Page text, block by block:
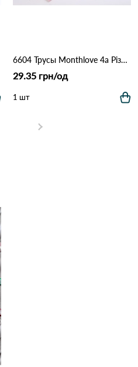
6604 Трусы Monthlove 4а Різні кольори
29.35 грн/од
1 шт